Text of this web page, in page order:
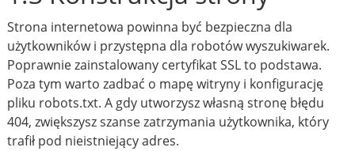
Strona internetowa powinna być bezpieczna dla
użytkowników i przystępna dla robotów wyszukiwarek.
Poprawnie zainstalowany certyfikat SSL to podstawa.
Poza tym warto zadbać o mapę witryny i konfigurację
pliku robots.txt. A gdy utworzysz własną stronę błędu
404, zwiększysz szanse zatrzymania użytkownika, który
trafił pod nieistniejący adres.